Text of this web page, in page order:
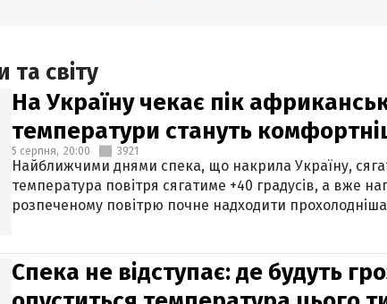
світу
На Україну чекає пік
температури стануть
5 серпня, 20:00 3921
Найближчими днями спека, що накрила Україну,
температура повітря сягатиме +40 градусів, а вже
розпеченому повітрю почне надходити
Спека не відступає: де будуть